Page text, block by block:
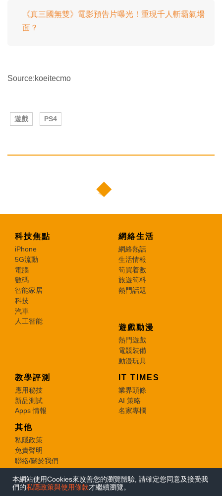
本網站使用Cookies來改善您的瀏覽體驗, 請確定您同意及接受我
們的私隱政策與使用條款才繼續瀏覽。
《真三國無雙》電影預告片曝光！重現千人斬霸氣場
面？
Source:koeitecmo
遊戲 PS4
科技焦點
iPhone
5G流動
電腦
數碼
智能家居
科技
汽車
人工智能
網絡生活
網絡熱話
生活情報
筍買着數
旅遊筍料
熱門話題
遊戲動漫
熱門遊戲
電競裝備
動漫玩具
教學評測
應用秘技
新品測試
Apps 情報
IT TIMES
業界頭條
AI 策略
名家專欄
其他
私隱政策
免責聲明
聯絡/關於我們
© 2026 e-zone. All Rights Reserved.